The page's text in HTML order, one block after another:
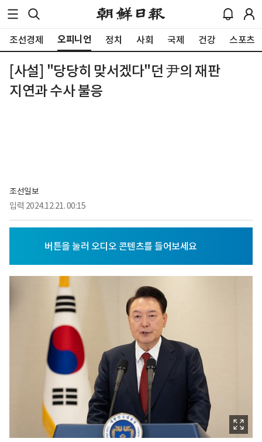
조선경제 오피니언 정치 사회 국제 건강 스포츠
[사설] "당당히 맞서겠다"던 尹의 재판
지연과 수사 불응
조선일보
입력 2024.12.21. 00:15